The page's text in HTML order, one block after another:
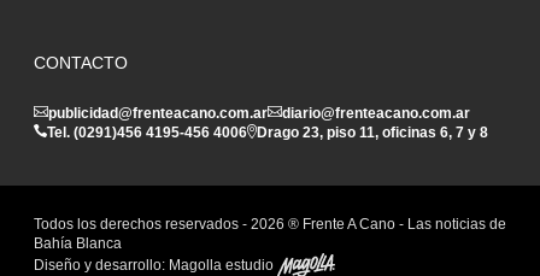
CONTACTO
publicidad@frenteacano.com.ar
diario@frenteacano.com.ar
Tel. (0291)456 4195-456 4006 Drago 23, piso 11, oficinas 6, 7 y 8
Todos los derechos reservados - 2026 ® Frente A Cano - Las noticias de
Bahía Blanca
Diseño y desarrollo: Magolla estudio